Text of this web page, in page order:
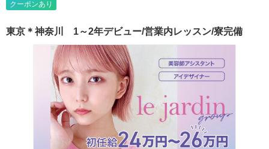
クーポンあり
東京＊神奈川 1～2年デビュー/営業内レッスン/寮完備